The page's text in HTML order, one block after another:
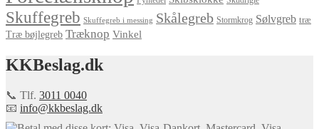
Skuffegreb Skuffegreb i messing Skålegreb Stormkrog Sølvgreb træ
Træ bøjlegreb Træknop Vinkel
KKBeslag.dk
📞 Tlf. 3011 0040
📧 info@kkbeslag.dk